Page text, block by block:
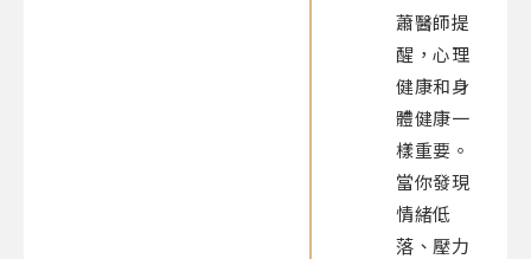
蕭醫師提
醒，心理
健康和身
體健康一
樣重要。
當你發現
情緒低
落、壓力